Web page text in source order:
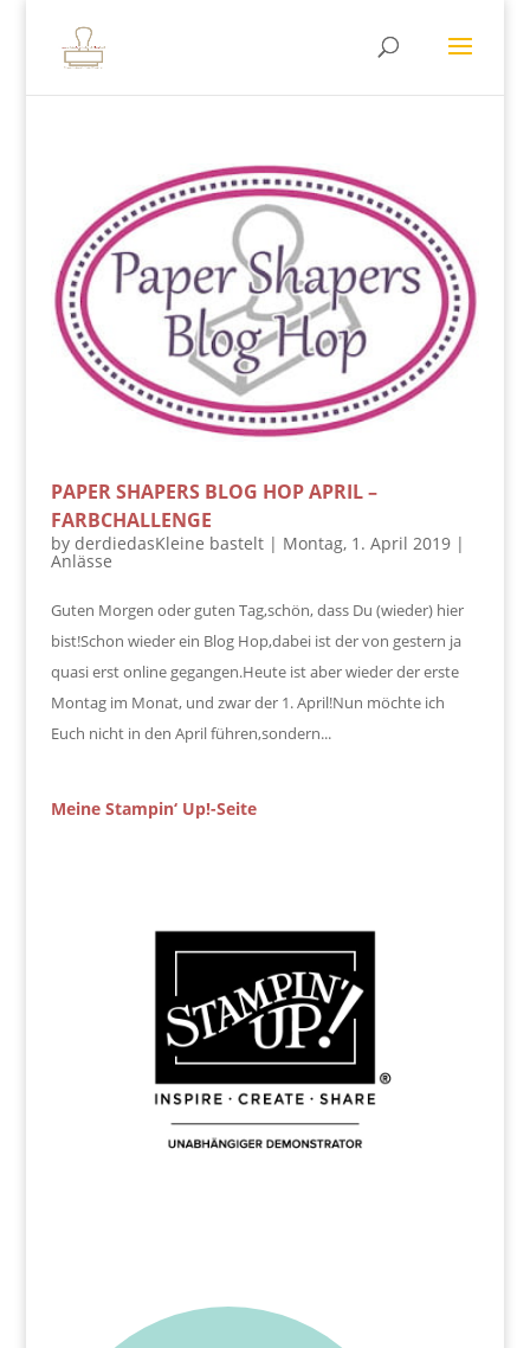
PAPER SHAPERS BLOG HOP APRIL –
FARBCHALLENGE
by derdiedasKleine bastelt| Montag, 1. April 2019|
Anlässe
Guten Morgen oder guten Tag,schön, dass Du (wieder) hier
bist!Schon wieder ein Blog Hop,dabei ist der von gestern ja
quasi erst online gegangen.Heute ist aber wieder der erste
Montag im Monat, und zwar der 1. April!Nun möchte ich
Euch nicht in den April führen,sondern...
Meine Stampin‘ Up!-Seite